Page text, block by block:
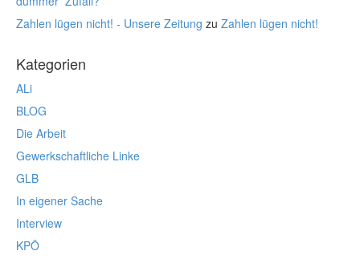
Zahlen lügen nicht! - Unsere Zeitung zu Zahlen lügen nicht!
Kategorien
ALi
BLOG
Die Arbeit
Gewerkschaftliche Linke
GLB
In eigener Sache
Interview
KPÖ